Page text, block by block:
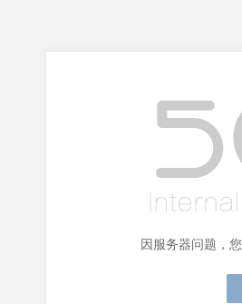
因服务器问题，